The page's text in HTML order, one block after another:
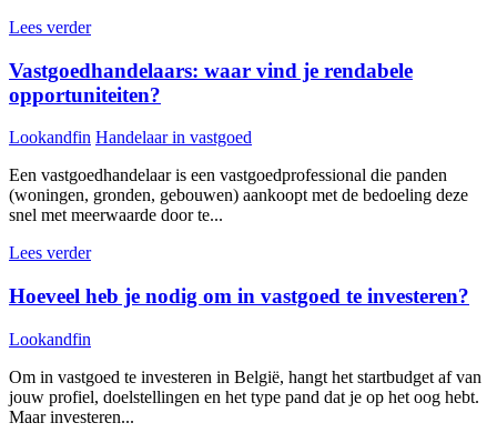
Lees verder
Vastgoedhandelaars: waar vind je rendabele
opportuniteiten?
Lookandfin Handelaar in vastgoed
Een vastgoedhandelaar is een vastgoedprofessional die panden
(woningen, gronden, gebouwen) aankoopt met de bedoeling deze
snel met meerwaarde door te...
Lees verder
Hoeveel heb je nodig om in vastgoed te investeren?
Lookandfin
Om in vastgoed te investeren in België, hangt het startbudget af van
jouw profiel, doelstellingen en het type pand dat je op het oog hebt.
Maar investeren...